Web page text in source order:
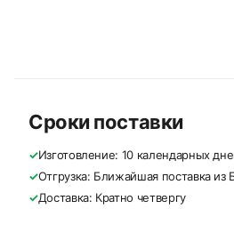
Сроки поставки
✓Изготовление: 10 календарных
✓Отгрузка: Ближайшая поставка из
✓Доставка: Кратно четвергу